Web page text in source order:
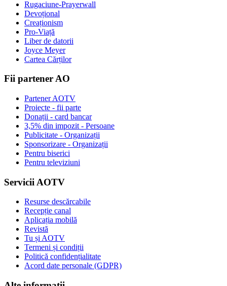
Rugaciune-Prayerwall
Devoțional
Creaționism
Pro-Viață
Liber de datorii
Joyce Meyer
Cartea Cărților
Fii partener AO
Partener AOTV
Proiecte - fii parte
Donații - card bancar
3,5% din impozit - Persoane
Publicitate - Organizații
Sponsorizare - Organizații
Pentru biserici
Pentru televiziuni
Servicii AOTV
Resurse descărcabile
Recepție canal
Aplicația mobilă
Revistă
Tu și AOTV
Termeni și condiții
Politică confidențialitate
Acord date personale (GDPR)